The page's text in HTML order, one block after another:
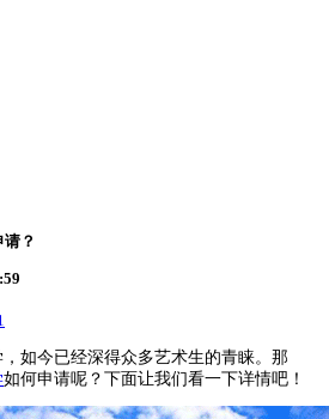
？
如今已经深得众多艺术生的青睐。那
如何申请呢？下面让我们看一下详情吧！